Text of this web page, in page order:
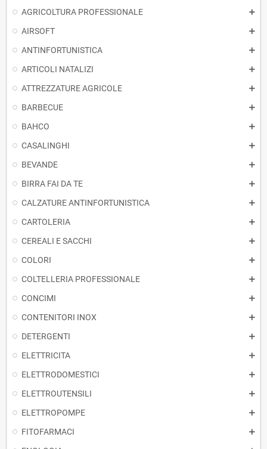
AGRICOLTURA PROFESSIONALE
AIRSOFT
ANTINFORTUNISTICA
ARTICOLI NATALIZI
ATTREZZATURE AGRICOLE
BARBECUE
BAHCO
CASALINGHI
BEVANDE
BIRRA FAI DA TE
CALZATURE ANTINFORTUNISTICA
CARTOLERIA
CEREALI E SACCHI
COLORI
COLTELLERIA PROFESSIONALE
CONCIMI
CONTENITORI INOX
DETERGENTI
ELETTRICITA
ELETTRODOMESTICI
ELETTROUTENSILI
ELETTROPOMPE
FITOFARMACI